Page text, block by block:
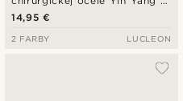
zlatom tóne
14,95 €
2 FARBY LUCLEON